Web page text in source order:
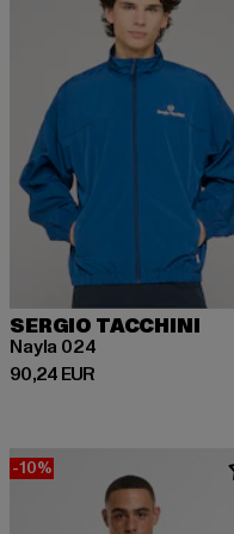
SERGIO TACCHINI
Nayla 024
90,24 EUR
Derzeitiger Preis: 90,24 EUR
-10%